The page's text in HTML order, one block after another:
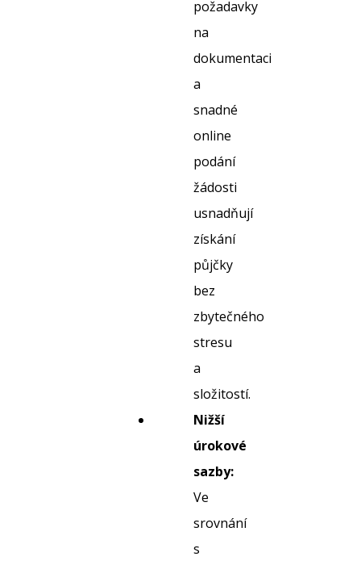
požadavky
na
dokumentaci
a
snadné
online
podání
žádosti
usnadňují
získání
půjčky
bez
zbytečného
stresu
a
složitostí.
Nižší
úrokové
sazby:
Ve
srovnání
s